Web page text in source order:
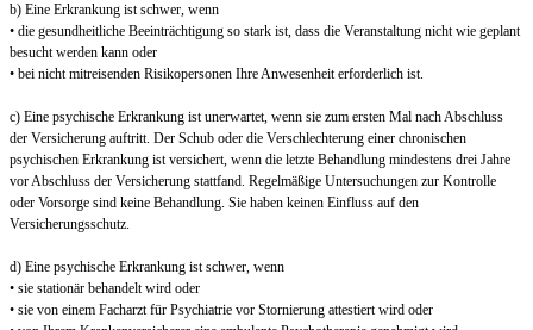
b) Eine Erkrankung ist schwer, wenn
• die gesundheitliche Beeinträchtigung so stark ist, dass die Veranstaltung nicht wie geplant
besucht werden kann oder
• bei nicht mitreisenden Risikopersonen Ihre Anwesenheit erforderlich ist.
c) Eine psychische Erkrankung ist unerwartet, wenn sie zum ersten Mal nach Abschluss
der Versicherung auftritt. Der Schub oder die Verschlechterung einer chronischen
psychischen Erkrankung ist versichert, wenn die letzte Behandlung mindestens drei Jahre
vor Abschluss der Versicherung stattfand. Regelmäßige Untersuchungen zur Kontrolle
oder Vorsorge sind keine Behandlung. Sie haben keinen Einfluss auf den
Versicherungsschutz.
d) Eine psychische Erkrankung ist schwer, wenn
• sie stationär behandelt wird oder
• sie von einem Facharzt für Psychiatrie vor Stornierung attestiert wird oder